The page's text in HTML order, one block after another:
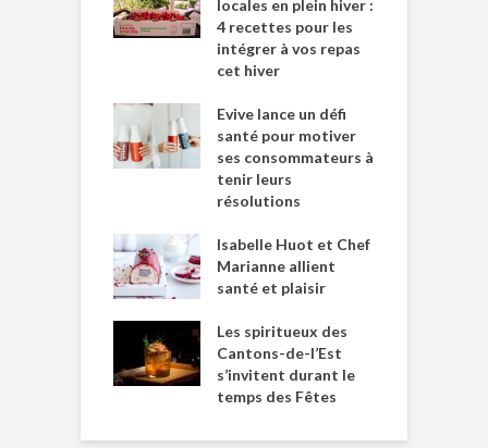
locales en plein hiver :
4 recettes pour les
intégrer à vos repas
cet hiver
Evive lance un défi
santé pour motiver
ses consommateurs à
tenir leurs
résolutions
Isabelle Huot et Chef
Marianne allient
santé et plaisir
Les spiritueux des
Cantons-de-l’Est
s’invitent durant le
temps des Fêtes